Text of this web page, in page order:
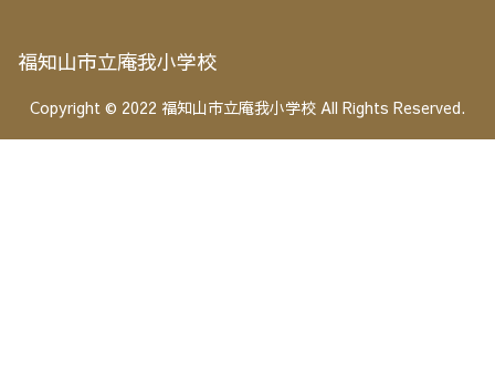
福知山市立庵我小学校
Copyright © 2022 福知山市立庵我小学校 All Rights Reserved.